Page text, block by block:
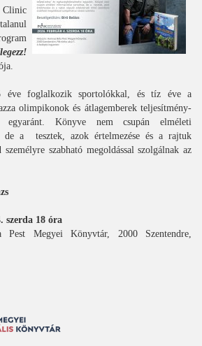
Clinic
éve foglalkozik sportolókkal, és tíz éve a
olimpikonok és átlagemberek teljesítmény-
egyaránt. Könyve nem csupán elméleti
de a tesztek, azok értelmezése és a rajtuk
szabható megoldással szolgálnak az
szerda 18 óra
Pest Megyei Könyvtár, 2000 Szentendre,